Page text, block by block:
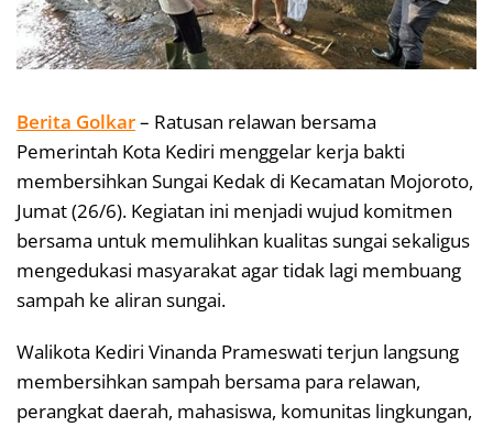
Berita Golkar– Ratusan relawan bersama
Pemerintah Kota Kediri menggelar kerja bakti
membersihkan Sungai Kedak di Kecamatan Mojoroto,
Jumat (26/6). Kegiatan ini menjadi wujud komitmen
bersama untuk memulihkan kualitas sungai sekaligus
mengedukasi masyarakat agar tidak lagi membuang
sampah ke aliran sungai.
Walikota Kediri Vinanda Prameswati terjun langsung
membersihkan sampah bersama para relawan,
perangkat daerah, mahasiswa, komunitas lingkungan,